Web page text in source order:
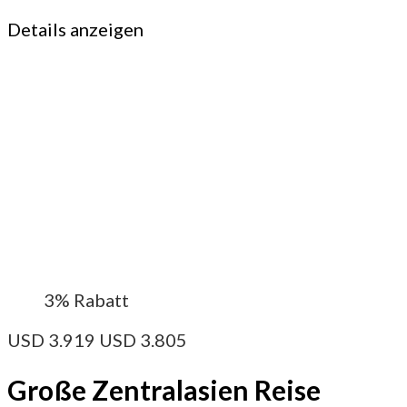
Details anzeigen
3% Rabatt
USD 3.919 USD 3.805
Große Zentralasien Reise